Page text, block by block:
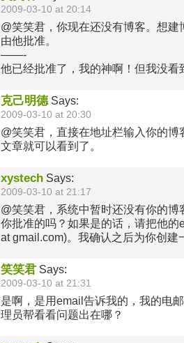
2009-03-10 at 20:14
@笑笑君，你现在还没有博客。想建
由他批准。
——-
他已经批准了，我的神啊！但我没看
克己明德Says:
2009-03-10 at 20:30
@笑笑君，直接在地址栏输入你的博
文章就可以看到了。
xystech Says:
2009-03-10 at 21:17
@笑笑君，系统中暂时还没有你的
你批准的吗？如果是的话，请把他的
at gmail.com)。我确认之后为你创建
笑笑君 Says:
2009-03-10 at 21:31
是啊，是用email告诉我的，我的电
理员帮看看问题出在哪？